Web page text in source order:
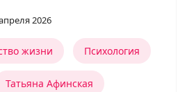
2026
жизни Психология
Татьяна Афинская